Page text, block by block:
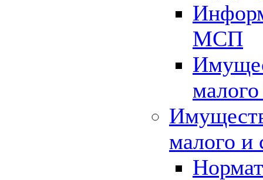
МСП
малого и